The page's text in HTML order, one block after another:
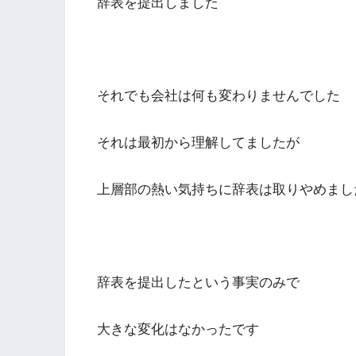
それでも会社は何も変わりませんでした
それは最初から理解してましたが
上層部の熱い気持ちに辞表は取りやめま
辞表を提出したという事実のみで
大きな変化はなかったです